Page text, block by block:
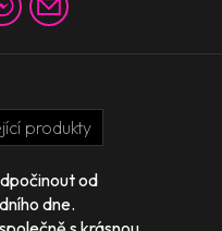
produkty
od
dne.